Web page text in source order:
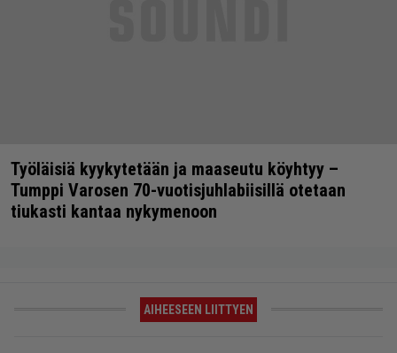
Työläisiä kyykytetään ja maaseutu köyhtyy –
Tumppi Varosen 70-vuotisjuhlabiisillä otetaan
tiukasti kantaa nykymenoon
AIHEESEEN LIITTYEN